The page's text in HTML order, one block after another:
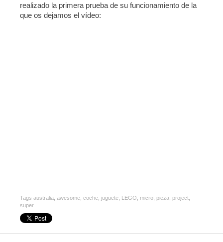
realizado la primera prueba de su funcionamiento de la
que os dejamos el vídeo:
Tags australia awesome coche juguete LEGO micro pieza project
super